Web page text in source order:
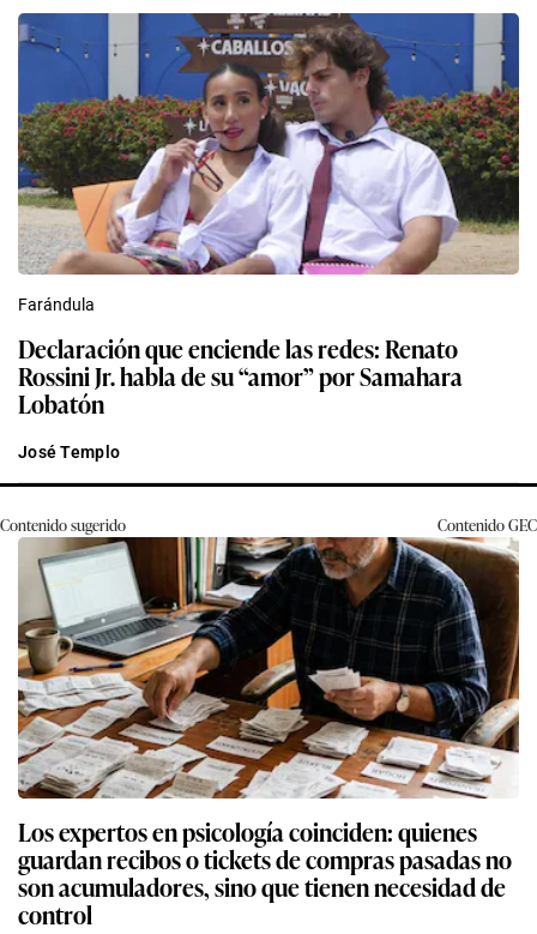
Farándula
Declaración que enciende las redes: Renato
Rossini Jr. habla de su “amor” por Samahara
Lobatón
José Templo
Contenido sugerido ContenidoGEC
Los expertos en psicología coinciden: quienes
guardan recibos o tickets de compras pasadas no
son acumuladores, sino que tienen necesidad de
control